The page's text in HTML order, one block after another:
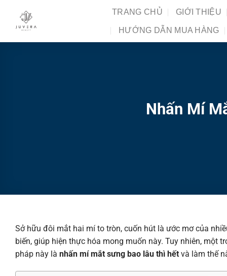
dung
TRANG CHỦ GIỚI THIỆU
HƯỚNG DẪN MUA HÀNG
Nhấn Mí
Sở hữu đôi mắt hai mí to tròn, cuốn hút là ước mơ của
biến, giúp hiện thực hóa mong muốn này. Tuy nhiên, một
pháp này là nhấn mí mắt sưng bao lâu thì hết và làm thế